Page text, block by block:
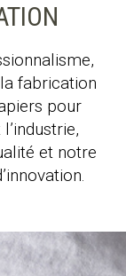
fabrication
pour
et notre